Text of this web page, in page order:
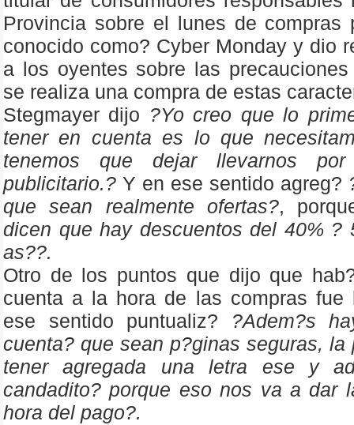
Provincia sobre el lunes de compras
conocido como? Cyber Monday y dio
a los oyentes sobre las
se realiza una compra de estas
Stegmayer dijo ?Yo creo que lo
tener en cuenta es lo que
tenemos que dejar llevarnos
publicitario.? Y en ese sentido agreg?
que sean realmente ofertas?,
dicen que hay descuentos del 40% ?
as??.
Otro de los puntos que dijo que
cuenta a la hora de las compras fue
ese sentido puntualiz? ?Adem?s
cuenta? que sean p?ginas seguras, la
tener agregada una letra ese y
candadito? porque eso nos va a dar
hora del pago?.